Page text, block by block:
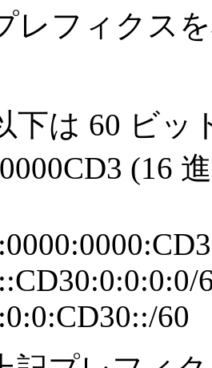
レフィクス
下は 60 ビッ
(16
60